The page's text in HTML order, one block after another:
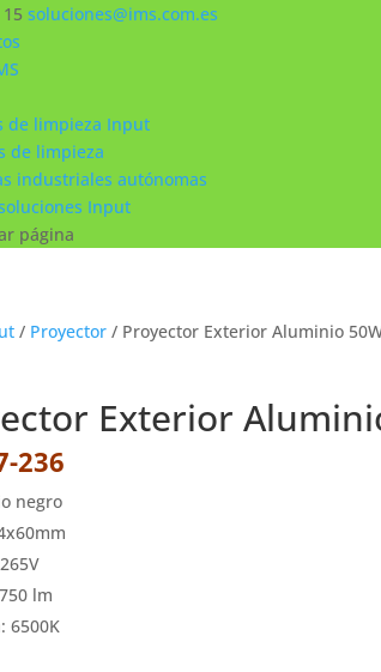
soluciones@ims.com.es
de limpieza Input
de limpieza
industriales autónomas
Input
página
/ Proyector / Proyector Exterior Aluminio
Exterior
236
negro
lm
6500K